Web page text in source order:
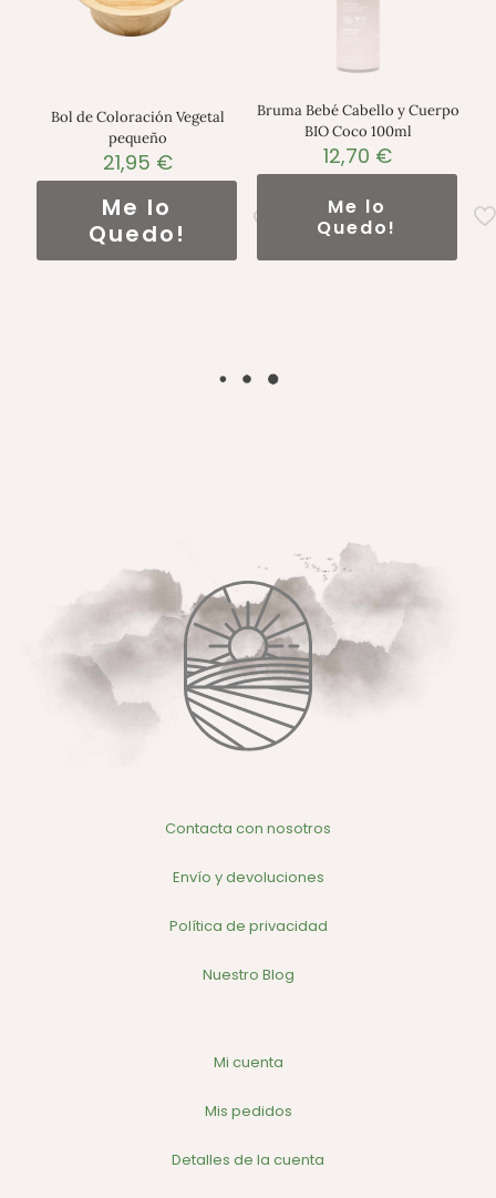
Bol de Coloración Vegetal
pequeño
21,95 €
Me lo
Quedo!
Bruma Bebé Cabello y Cuerpo
BIO Coco 100ml
12,70 €
Me lo
Quedo!
Contacta con nosotros
Envío y devoluciones
Política de privacidad
Nuestro Blog
Mi cuenta
Mis pedidos
Detalles de la cuenta